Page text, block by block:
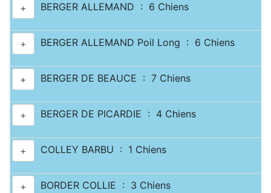
+ BERGER ALLEMAND : 6 Chiens
+ BERGER ALLEMAND Poil Long : 6 Chiens
+ BERGER DE BEAUCE : 7 Chiens
+ BERGER DE PICARDIE : 4 Chiens
+ COLLEY BARBU : 1 Chiens
+ BORDER COLLIE : 3 Chiens